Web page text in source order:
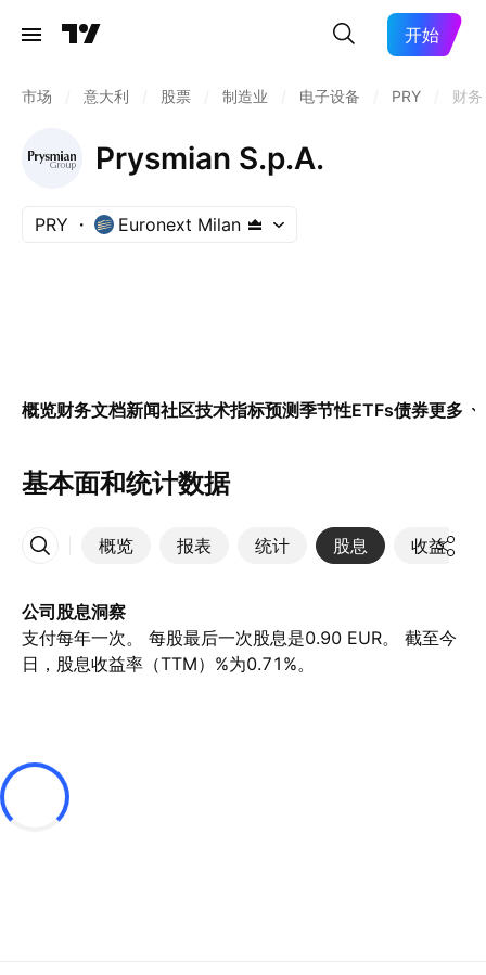
开始
市场 意大利 股票 制造业 电子设备 PRY 财务
Prysmian S.p.A.
PRY Euronext Milan
概览财务文档新闻社区技术指标预测季节性ETFs债券更多
基本面和统计数据
概览 报表 统计 股息 收益
更多
公司股息洞察
支付每年一次。 每股最后一次股息是0.90 EUR。 截至今
日，股息收益率（TTM）%为0.71%。